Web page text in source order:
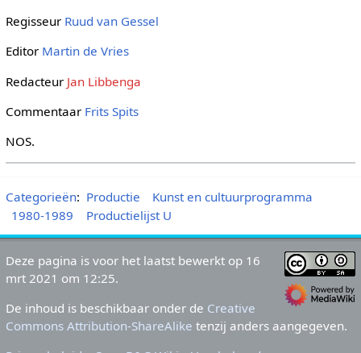
Regisseur Ruud van Gessel
Editor Martin de Vries
Redacteur Jan Libbenga
Commentaar Frits Spits
NOS.
Categorieën: Productie
Kunst en cultuurprogramma
1980-1989
Productielijst U
Deze pagina is voor het laatst bewerkt op 16
mrt 2021 om 12:25.
De inhoud is beschikbaar onder de Creative
Commons Attribution-ShareAlike tenzij anders aangegeven.